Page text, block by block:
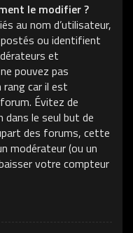
le modifier ?
au nom d’utilisateur,
ou identifient
et
pouvez pas
rang car il est
Évitez de
le seul but de
des forums, cette
modérateur (ou un
votre compteur